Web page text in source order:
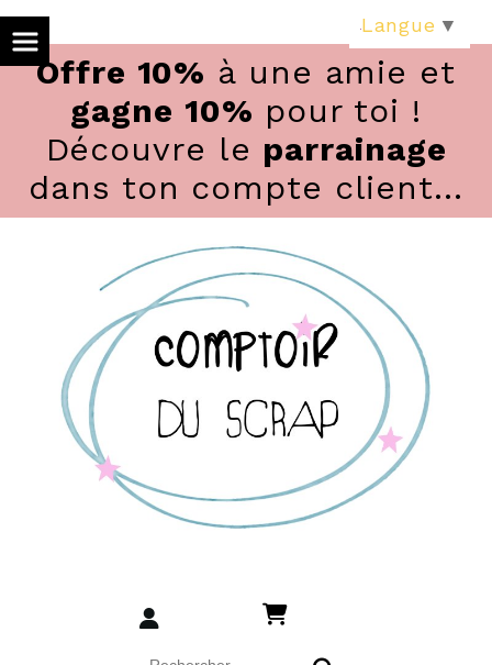
Offre 10% à une amie et
gagne 10% pour toi !
Découvre le parrainage
dans ton compte client...
Langue ▼